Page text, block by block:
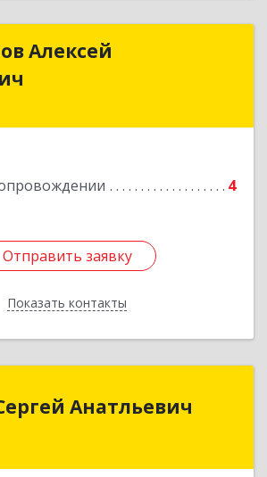
Алексей
4
Отправить заявку
Показать контакты
ИП Смирнов Алексей
Отправить заявку
Назад
Анатльевич
Сергей Анатльевич